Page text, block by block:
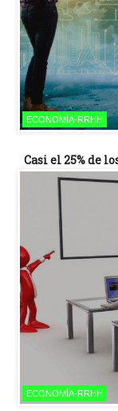
ECONOMÍA-RRHH
Casi el 25% de
ECONOMÍA-RRHH